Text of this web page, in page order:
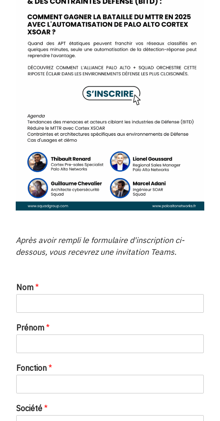
Après avoir rempli le formulaire d'inscription ci-
dessous, vous recevrez une invitation Teams.
Nom *
Prénom *
Fonction *
*
F
Société *